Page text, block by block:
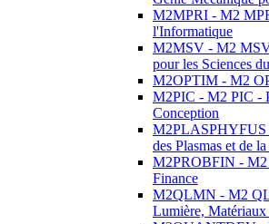
M2MPRI - M2
l'Informatique
M2MSV - M2
pour les Sciences
M2OPTIM - M2
M2PIC - M2 PIC -
Conception
M2PLASPHYFUS
des Plasmas et de
M2PROBFIN - M2
Finance
M2QLMN - M2
Lumière, Matériaux